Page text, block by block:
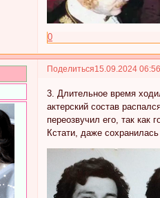
0
Поделиться15.09.2024
3. Длительное время
актерский состав
переозвучил его, так как
Кстати, даже